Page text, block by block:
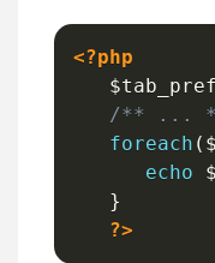
<?php
/** ...
foreach (
echo
}
?>